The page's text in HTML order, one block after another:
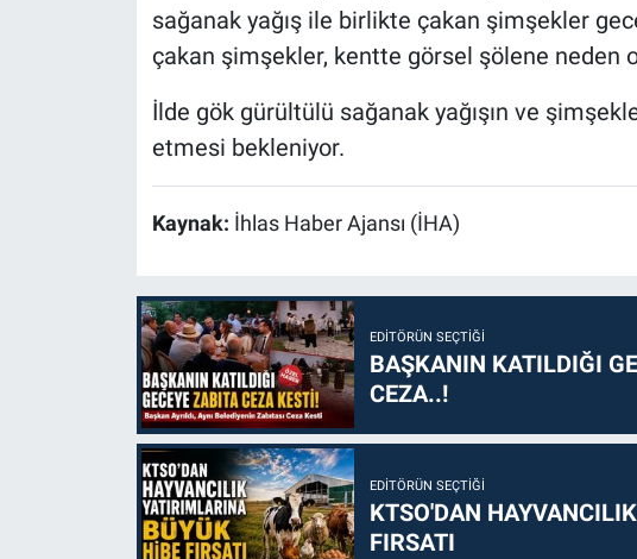
sağanak yağış ile birlikte çakan şimşekler
çakan şimşekler, kentte görsel şölene neden
İlde gök gürültülü sağanak yağışın ve
etmesi bekleniyor.
Kaynak: İhlas Haber Ajansı (İHA)
EDITÖRÜN SEÇTIĞI
BAŞKANIN KATILDIĞI
CEZA..!
EDITÖRÜN SEÇTIĞI
KTSO'DAN
FIRSATI